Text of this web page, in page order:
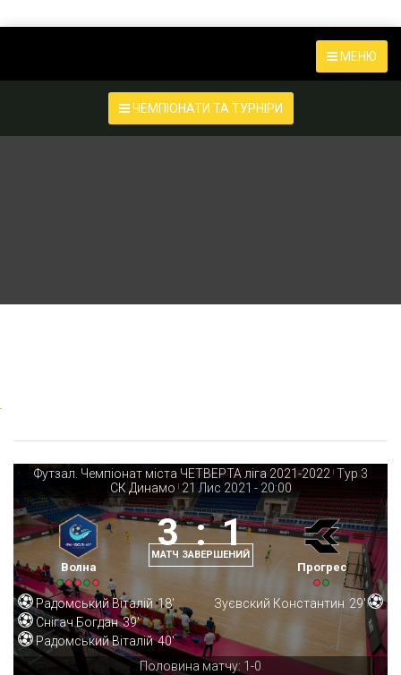
МЕНЮ
ЧЕМПІОНАТИ ТА ТУРНІРИ
Футзал. Чемпіонат міста ЧЕТВЕРТА ліга 2021-2022 | Тур 3
СК Динамо | 21 Лис 2021 - 20:00
Волна
3 : 1
МАТЧ ЗАВЕРШЕНИЙ
Прогрес
Радомський Віталій 18'
Снігач Богдан 39'
Радомський Віталій 40'
Зуєвский Константин 29'
Половина матчу: 1-0